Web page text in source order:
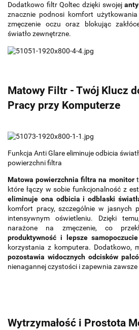
Dodatkowo filtr Qoltec dzięki swojej
znacznie podnosi komfort
zmęczenie oczu oraz blokując
światło zewnętrzne.
Matowy Filtr - Twój Klucz
Pracy przy Komputerze
Funkcja Anti Glare eliminuje odbicia
powierzchni filtra
Matowa powierzchnia filtra na monitor
które łączy w sobie funkcjonalność z
eliminuje ona odbicia i odblaski
komfort pracy, szczególnie w jasnych
intensywnym oświetleniu. Dzięki
narażone na zmęczenie, co
produktywność i lepsze samopoczucie
korzystania z komputera. Dodatkowo,
pozostawia widocznych odcisków
nienagannej czystości i zapewnia
Wytrzymałość i Prostota